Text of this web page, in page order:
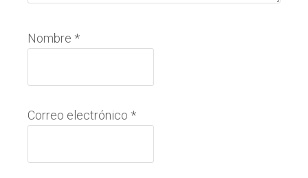
Nombre *
Correo electrónico *